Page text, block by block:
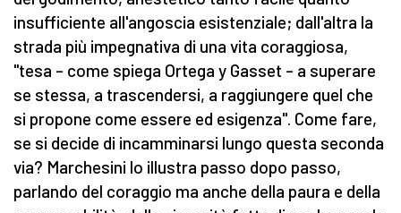
insufficiente all'angoscia esistenziale; dall'altra la
strada più impegnativa di una vita coraggiosa,
"tesa – come spiega Ortega y Gasset – a superare
se stessa, a trascendersi, a raggiungere quel che
si propone come essere ed esigenza". Come fare,
se si decide di incamminarsi lungo questa seconda
via? Marchesini lo illustra passo dopo passo,
parlando del coraggio ma anche della paura e della